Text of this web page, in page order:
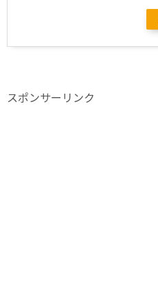
スポンサーリンク